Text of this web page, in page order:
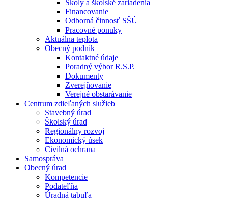
Školy a školské zariadenia
Financovanie
Odborná činnosť SŠÚ
Pracovné ponuky
Aktuálna teplota
Obecný podnik
Kontaktné údaje
Poradný výbor R.S.P.
Dokumenty
Zverejňovanie
Verejné obstarávanie
Centrum zdieľaných služieb
Stavebný úrad
Školský úrad
Regionálny rozvoj
Ekonomický úsek
Civilná ochrana
Samospráva
Obecný úrad
Kompetencie
Podateľňa
Úradná tabuľa